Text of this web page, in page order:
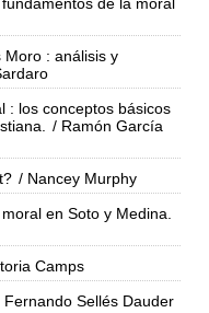
Moro : análisis y
: los conceptos básicos
/ Ramón García
/ Nancey Murphy
en Soto y Medina.
Camps
Fernando Sellés Dauder